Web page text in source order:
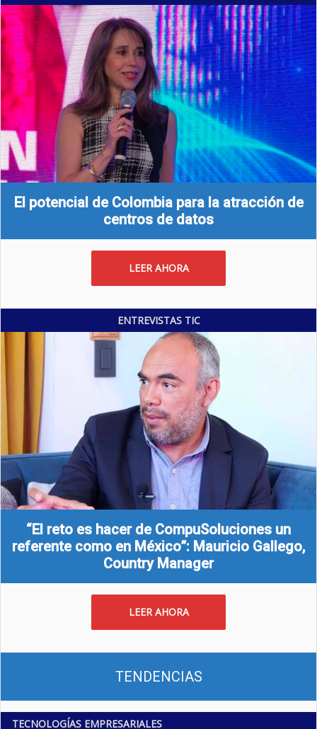
El potencial de Colombia para la atracción de
centros de datos
LEER AHORA
ENTREVISTAS TIC
“El reto es hacer de CompuSoluciones un
referente como en México”: Mauricio Gallego,
Country Manager
LEER AHORA
TENDENCIAS
TECNOLOGÍAS EMPRESARIALES